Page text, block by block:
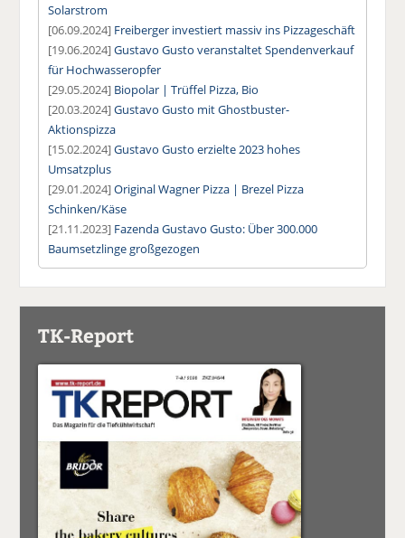
Solarstrom
[06.09.2024] Freiberger investiert massiv ins Pizzageschäft
[19.06.2024]Gustavo Gusto veranstaltet Spendenverkauf
für Hochwasseropfer
[29.05.2024] Biopolar | Trüffel Pizza, Bio
[20.03.2024]Gustavo Gusto mit Ghostbuster-
Aktionspizza
[15.02.2024]Gustavo Gusto erzielte 2023 hohes
Umsatzplus
[29.01.2024]Original Wagner Pizza | Brezel Pizza
Schinken/Käse
[21.11.2023] Fazenda Gustavo Gusto: Über 300.000
Baumsetzlinge großgezogen
TK-Report